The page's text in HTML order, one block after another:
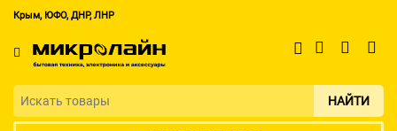
Крым, ЮФО, ДНР, ЛНР
НАЙТИ